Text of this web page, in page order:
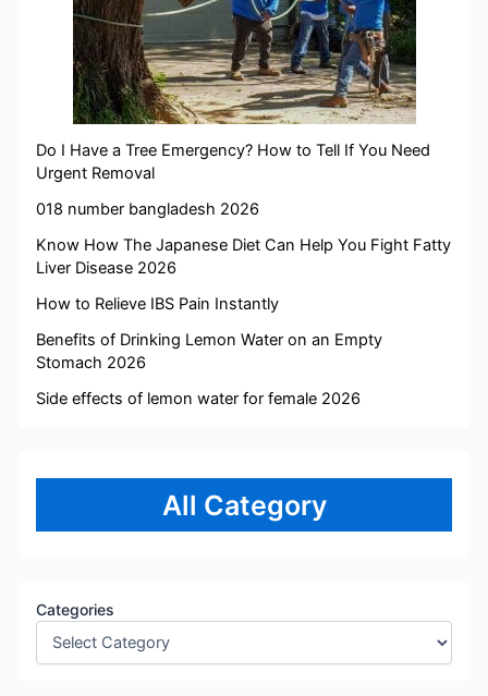
Do I Have a Tree Emergency? How to Tell If You Need
Urgent Removal
018 number bangladesh 2026
Know How The Japanese Diet Can Help You Fight Fatty
Liver Disease 2026
How to Relieve IBS Pain Instantly
Benefits of Drinking Lemon Water on an Empty
Stomach 2026
Side effects of lemon water for female 2026
All Category
Categories